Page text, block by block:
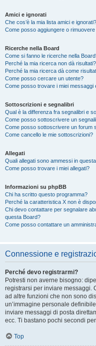
Amici e ignorati
Che cos’è la mia lista amici e ignorati?
Come posso aggiungere o
Ricerche nella Board
Come si fanno le ricerche nella
Perché la mia ricerca non dà risultati?
Perché la mia ricerca dà come
Come posso cercare un utente?
Come posso trovare i miei messaggi
Sottoscrizioni e segnalibri
Qual è la differenza fra segnalibri e
Come posso sottoscrivere un
Come posso sottoscrivere un forum
Come cancello le mie sottoscrizioni?
Allegati
Quali allegati sono ammessi in
Come posso trovare i miei allegati?
Informazioni su phpBB
Chi ha scritto questo programma?
Perché la caratteristica X non è
Chi devo contattare per segnalare
questa Board?
Come posso contattare un
Connessione e
Perché devo registrarmi?
Potresti non averne bisogno:
registrarsi per inviare messaggi.
ad altre funzioni che non sono
un’immagine personale
inviare messaggi di posta
ecc. Ti bastano pochi secondi
Top